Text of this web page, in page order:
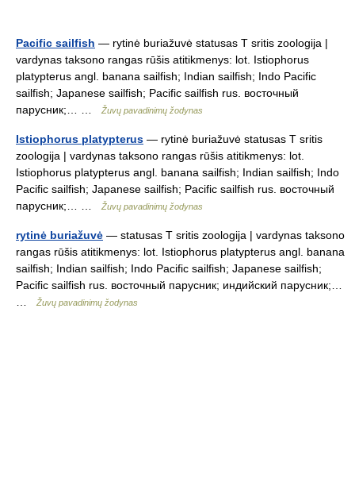
Pacific sailfish — rytinė buriažuvė statusas T sritis zoologija |
vardynas taksono rangas rūšis atitikmenys: lot. Istiophorus
platypterus angl. banana sailfish; Indian sailfish; Indo Pacific
sailfish; Japanese sailfish; Pacific sailfish rus. восточный
парусник;… …
Žuvų pavadinimų žodynas
Istiophorus platypterus — rytinė buriažuvė statusas T sritis
zoologija | vardynas taksono rangas rūšis atitikmenys: lot.
Istiophorus platypterus angl. banana sailfish; Indian sailfish; Indo
Pacific sailfish; Japanese sailfish; Pacific sailfish rus. восточный
парусник;… …
Žuvų pavadinimų žodynas
rytinė buriažuvė — statusas T sritis zoologija | vardynas taksono
rangas rūšis atitikmenys: lot. Istiophorus platypterus angl. banana
sailfish; Indian sailfish; Indo Pacific sailfish; Japanese sailfish;
Pacific sailfish rus. восточный парусник; индийский парусник;…
Žuvų pavadinimų žodynas